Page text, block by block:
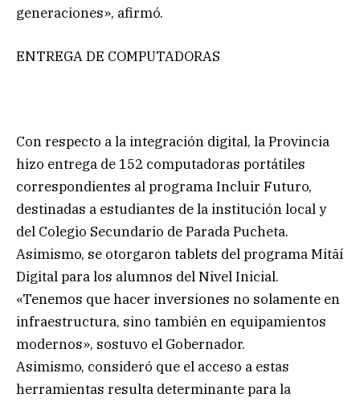
generaciones», afirmó.
ENTREGA DE COMPUTADORAS
Con respecto a la integración digital, la Provincia
hizo entrega de 152 computadoras portátiles
correspondientes al programa Incluir Futuro,
destinadas a estudiantes de la institución local y
del Colegio Secundario de Parada Pucheta.
Asimismo, se otorgaron tablets del programa Mitãí
Digital para los alumnos del Nivel Inicial.
«Tenemos que hacer inversiones no solamente en
infraestructura, sino también en equipamientos
modernos», sostuvo el Gobernador.
Asimismo, consideró que el acceso a estas
herramientas resulta determinante para la